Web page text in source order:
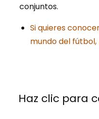
conjuntos.
Si quieres
mundo del fútbol,
Haz clic para